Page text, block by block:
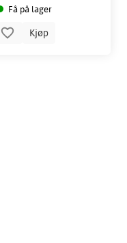
Få på lager
Kjøp